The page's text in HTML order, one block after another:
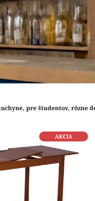
pre študentov, rôzne
AKCIA